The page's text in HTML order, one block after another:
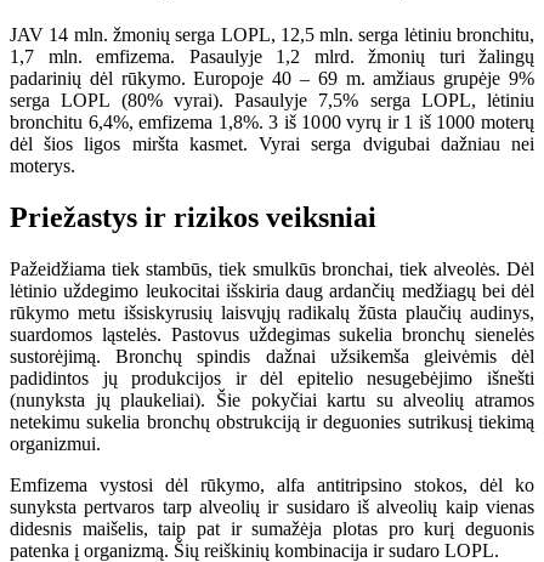
JAV 14 mln. žmonių serga LOPL, 12,5 mln. serga lėtiniu bronchitu,
1,7 mln. emfizema. Pasaulyje 1,2 mlrd. žmonių turi žalingų
padarinių dėl rūkymo. Europoje 40 – 69 m. amžiaus grupėje 9%
serga LOPL (80% vyrai). Pasaulyje 7,5% serga LOPL, lėtiniu
bronchitu 6,4%, emfizema 1,8%. 3 iš 1000 vyrų ir 1 iš 1000 moterų
dėl šios ligos miršta kasmet. Vyrai serga dvigubai dažniau nei
moterys.
Priežastys ir rizikos veiksniai
Pažeidžiama tiek stambūs, tiek smulkūs bronchai, tiek alveolės. Dėl
lėtinio uždegimo leukocitai išskiria daug ardančių medžiagų bei dėl
rūkymo metu išsiskyrusių laisvųjų radikalų žūsta plaučių audinys,
suardomos ląstelės. Pastovus uždegimas sukelia bronchų sienelės
sustorėjimą. Bronchų spindis dažnai užsikemša gleivėmis dėl
padidintos jų produkcijos ir dėl epitelio nesugebėjimo išnešti
(nunyksta jų plaukeliai). Šie pokyčiai kartu su alveolių atramos
netekimu sukelia bronchų obstrukciją ir deguonies sutrikusį tiekimą
organizmui.
Emfizema vystosi dėl rūkymo, alfa antitripsino stokos, dėl ko
sunyksta pertvaros tarp alveolių ir susidaro iš alveolių kaip vienas
didesnis maišelis, taip pat ir sumažėja plotas pro kurį deguonis
patenka į organizmą. Šių reiškinių kombinacija ir sudaro LOPL.